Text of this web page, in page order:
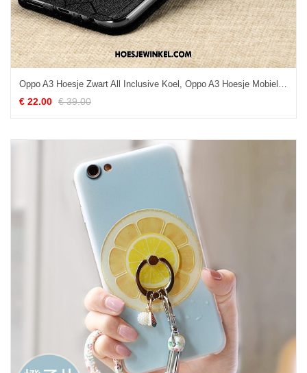
Oppo A3 Hoesje Zwart All Inclusive Koel, Oppo A3 Hoesje Mobiele Telefoon Trendy Merk
€ 22.00 € 39.00